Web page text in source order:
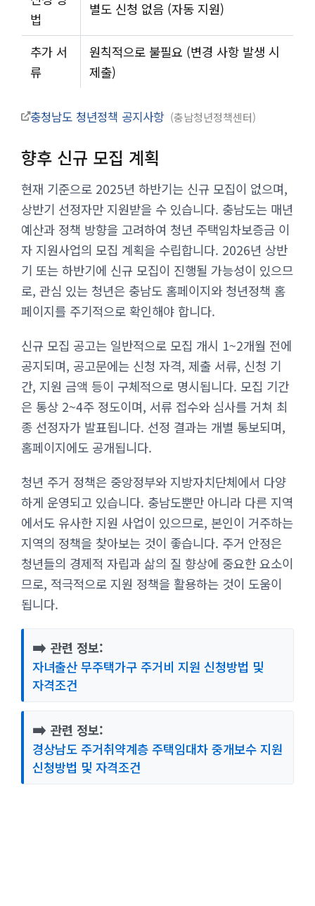
법
별도 신청 없음 (자동 지원)
추가 서
류
원칙적으로 불필요 (변경 사항 발생 시
제출)
충청남도 청년정책 공지사항 충남청년정책센터
향후 신규 모집 계획
현재 기준으로 2025년 하반기는 신규 모집이 없으며,
상반기 선정자만 지원받을 수 있습니다. 충남도는 매년
예산과 정책 방향을 고려하여 청년 주택임차보증금 이
자 지원사업의 모집 계획을 수립합니다. 2026년 상반
기 또는 하반기에 신규 모집이 진행될 가능성이 있으므
로, 관심 있는 청년은 충남도 홈페이지와 청년정책 홈
페이지를 주기적으로 확인해야 합니다.
신규 모집 공고는 일반적으로 모집 개시 1~2개월 전에
공지되며, 공고문에는 신청 자격, 제출 서류, 신청 기
간, 지원 금액 등이 구체적으로 명시됩니다. 모집 기간
은 통상 2~4주 정도이며, 서류 접수와 심사를 거쳐 최
종 선정자가 발표됩니다. 선정 결과는 개별 통보되며,
홈페이지에도 공개됩니다.
청년 주거 정책은 중앙정부와 지방자치단체에서 다양
하게 운영되고 있습니다. 충남도뿐만 아니라 다른 지역
에서도 유사한 지원 사업이 있으므로, 본인이 거주하는
지역의 정책을 찾아보는 것이 좋습니다. 주거 안정은
청년들의 경제적 자립과 삶의 질 향상에 중요한 요소이
므로, 적극적으로 지원 정책을 활용하는 것이 도움이
됩니다.
➡️ 관련 정보:
자녀출산 무주택가구 주거비 지원 신청방법 및
자격조건
➡️ 관련 정보:
경상남도 주거취약계층 주택임대차 중개보수 지원
신청방법 및 자격조건